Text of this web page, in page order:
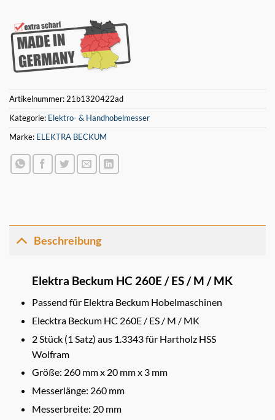
Artikelnummer:21b1320422ad
Kategorie: Elektro- & Handhobelmesser
Marke: ELEKTRA BECKUM
Beschreibung
Elektra Beckum HC 260E / ES / M / MK
Passend für Elektra Beckum Hobelmaschinen
Elecktra Beckum HC 260E / ES / M / MK
2 Stück (1 Satz) aus 1.3343 für Hartholz HSS
Wolfram
Größe: 260 mm x 20 mm x 3 mm
Messerlänge: 260 mm
Messerbreite: 20 mm